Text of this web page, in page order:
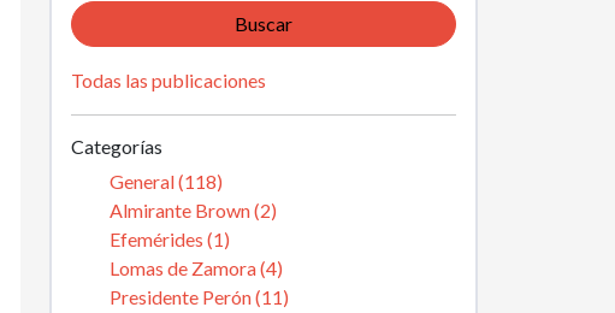
Buscar
Todas las publicaciones
Categorías
General (118)
Almirante Brown (2)
Efemérides (1)
Lomas de Zamora (4)
Presidente Perón (11)